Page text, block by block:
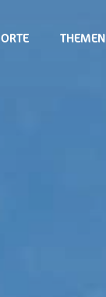
ORTE THEMEN